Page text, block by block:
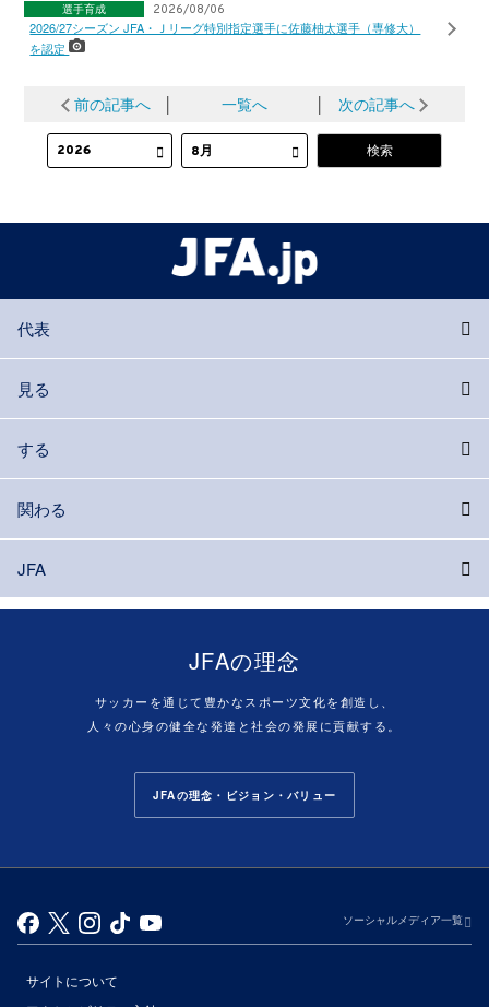
選手育成 2026/08/06
2026/27シーズン JFA・Ｊリーグ特別指定選手に佐藤柚太選手（専修大）
を認定
前の記事へ 一覧へ 次の記事へ
代表
見る
する
関わる
JFA
JFAの理念
サッカーを通じて豊かなスポーツ文化を創造し、
人々の心身の健全な発達と社会の発展に貢献する。
JFAの理念・ビジョン・バリュー
ソーシャルメディア一覧
サイトについて